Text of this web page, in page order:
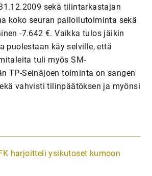
sekä tilintarkastajan
koko seuran palloilutoiminta sekä
-7.642 €. Vaikka tulos jäikin
puolestaan käy selville, että
tuli myös SM-
TP-Seinäjoen toiminta on sangen
vahvisti tilinpäätöksen ja myönsi
harjoitteli ysikutoset kumoon